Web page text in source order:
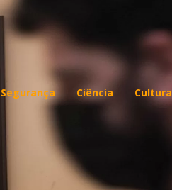
Segurança Ciência Cultura